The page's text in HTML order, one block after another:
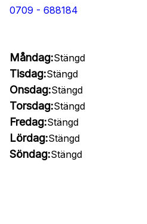
0709 - 688184
Måndag:Stängd
Tisdag:Stängd
Onsdag:Stängd
Torsdag:Stängd
Fredag:Stängd
Lördag:Stängd
Söndag:Stängd